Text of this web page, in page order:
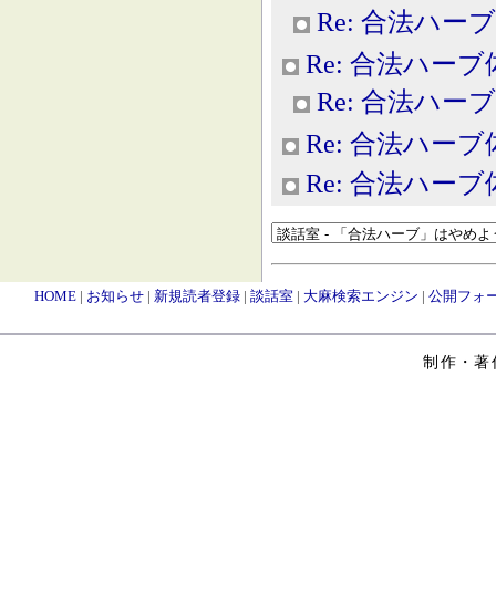
Re: 合法ハー
Re: 合法ハーブ
Re: 合法ハー
Re: 合法ハーブ
Re: 合法ハーブ
HOME | お知らせ | 新規読者登録 | 談話室 | 大麻検索エンジン | 公開フォ
制作・